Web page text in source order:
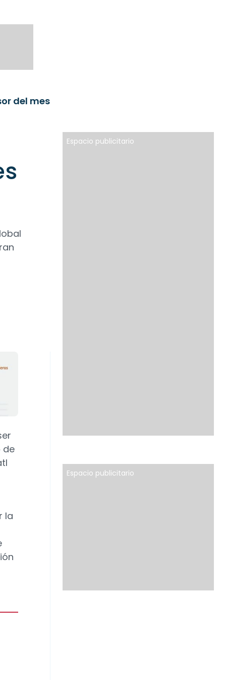
del mes
de
la
Espacio publicitario
Espacio publicitario